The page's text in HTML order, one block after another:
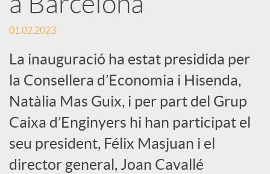
s
S
o
c
01.02.2023
La inauguració ha estat presidida per
la Consellera d’Economia i Hisenda,
Natàlia Mas Guix, i per part del Grup
Caixa d’Enginyers hi han participat el
seu president, Félix Masjuan i el
director general, Joan Cavallé